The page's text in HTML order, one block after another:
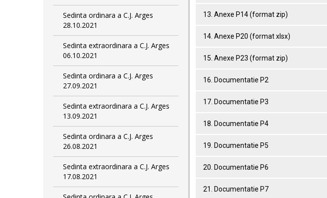
Sedinta ordinara a C.J. Arges
28.10.2021
Sedinta extraordinara a C.J. Arges
06.10.2021
Sedinta ordinara a C.J. Arges
27.09.2021
Sedinta extraordinara a C.J. Arges
13.09.2021
Sedinta ordinara a C.J. Arges
26.08.2021
Sedinta extraordinara a C.J. Arges
17.08.2021
13. Anexe P14 (format zip)
14. Anexe P20 (format xlsx)
15. Anexe P23 (format zip)
16. Documentatie P2
17. Documentatie P3
18. Documentatie P4
19. Documentatie P5
20. Documentatie P6
21. Documentatie P7